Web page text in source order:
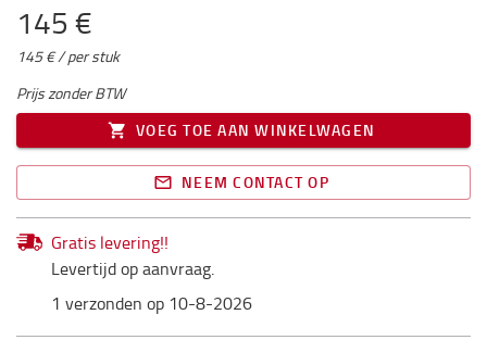
145 €
145 € / per stuk
Prijs zonder BTW
VOEG TOE AAN WINKELWAGEN
NEEM CONTACT OP
Gratis levering!!
Levertijd op aanvraag.
1 verzonden op 10-8-2026